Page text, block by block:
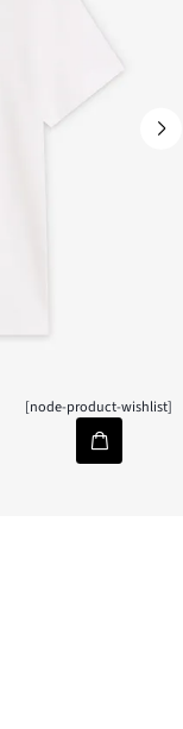
[node-product-wishlist]